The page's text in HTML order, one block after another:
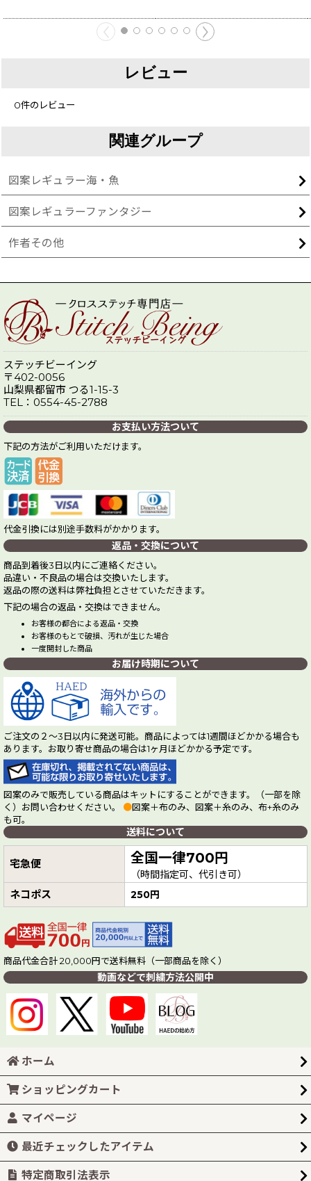
レビュー
0件のレビュー
関連グループ
図案レギュラー海・魚
図案レギュラーファンタジー
作者その他
ステッチビーイング
〒402-0056
山梨県都留市 つる1-15-3
TEL：0554-45-2788
お支払い方法ついて
下記の方法がご利用いただけます。
代金引換には別途手数料がかかります。
返品・交換について
商品到着後3日以内にご連絡ください。
品違い・不良品の場合は交換いたします。
返品の際の送料は弊社負担とさせていただきます。
下記の場合の返品・交換はできません。
お客様の都合による返品・交換
お客様のもとで破損、汚れが生じた場合
一度開封した商品
お届け時期について
ご注文の２～3日以内に発送可能。商品によっては1週間ほどかかる場合も
あります。お取り寄せ商品の場合は1ヶ月ほどかかる予定です。
図案のみで販売している商品はキットにすることができます。（一部を除
く）お問い合わせください。 ●図案＋布のみ、図案＋糸のみ、布+糸のみ
も可。
送料について
宅急便 全国一律700円
（時間指定可、代引き可）
ネコポス 250円
商品代金合計 20,000円で送料無料（一部商品を除く）
動画などで刺繍方法公開中
ホーム
ショッピングカート
マイページ
最近チェックしたアイテム
特定商取引法表示